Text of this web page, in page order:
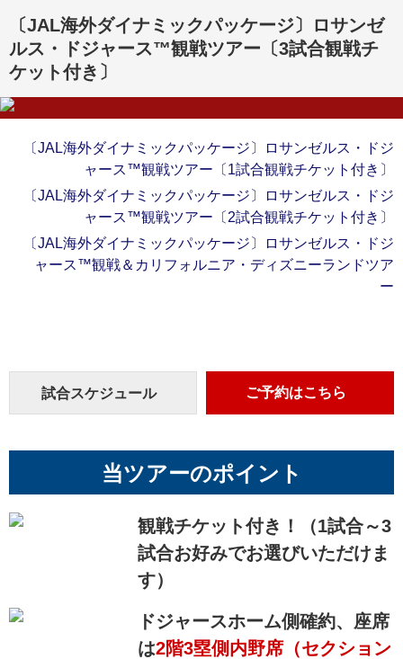
〔JAL海外ダイナミックパッケージ〕ロサンゼ
ルス・ドジャース™観戦ツアー〔3試合観戦チ
ケット付き〕
〔JAL海外ダイナミックパッケージ〕ロサンゼルス・ドジ
ャース™観戦ツアー〔1試合観戦チケット付き〕
〔JAL海外ダイナミックパッケージ〕ロサンゼルス・ドジ
ャース™観戦ツアー〔2試合観戦チケット付き〕
〔JAL海外ダイナミックパッケージ〕ロサンゼルス・ドジ
ャース™観戦＆カリフォルニア・ディズニーランドツア
ー
試合スケジュール ご予約はこちら
当ツアーのポイント
観戦チケット付き！（1試合～3
試合お好みでお選びいただけま
す）
ドジャースホーム側確約、座席
は2階3塁側内野席（セクション